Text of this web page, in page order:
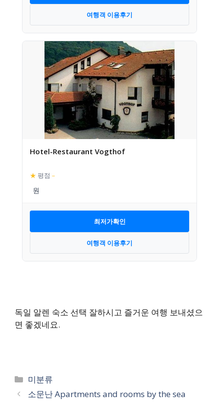
여행객 이용후기
Hotel-Restaurant Vogthof
★ 평점 –
최저가확인
여행객 이용후기
독일 알렌 숙소 선택 잘하시고 즐거운 여행 보내셨으
면 좋겠네요.
카
테
미분류
소문난 Apartments and rooms by the sea